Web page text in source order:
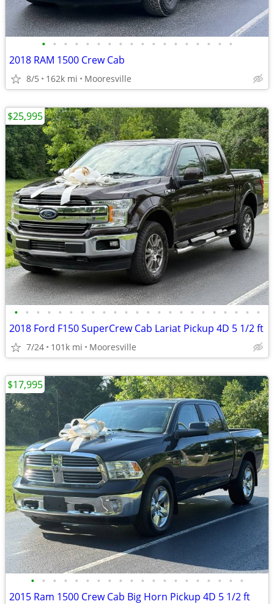
• • • • • • • • • • • • • • • • • •
2018 RAM 1500 Crew Cab
8/5 162k mi Mooresville
• • • • • • • • • • • • • • • • • • • • • • •
2018 Ford F150 SuperCrew Cab Lariat Pickup 4D 5 1/2 ft
7/24 101k mi Mooresville
$25,995
• • • • • • • • • • • • • • • • • • • •
2015 Ram 1500 Crew Cab Big Horn Pickup 4D 5 1/2 ft
$17,995